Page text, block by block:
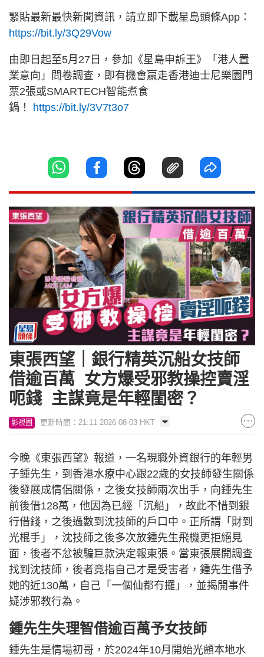
緊貼最新最快新聞資訊，請立即下載星島頭條App：
https://bit.ly/3Q29Vow
由即日起至5月27日，參加《星島申訴王》「港人置
業意向」問卷調查，即有機會贏走香港迪士尼樂園門
票2張或SMARTECH智能煮食
鍋！ https://bit.ly/3V7t3o7
東張西望｜銀行精英沉船女技師
借逾百萬 女方爆受邪教操控賣淫
呃錢 主謀竟是年輕閨密？
影視圈 更新時間：21:11 2026-08-03 HKT
今晚《東張西望》報道，一名現職外資銀行的年輕男
子鍾先生，到香港水療中心跟22歲的女技師發生關係
後發展成情侶關係，之後女技師兩次出手，向鍾先生
前後借128萬，他因為已經「沉船」，故此不惜到銀
行借錢，之後過數到沈技師的戶口中。正所謂「財到
光棍手」，沈技師之後多次放鍾先生飛機更拒絕見
面，後者不忿被騙巨款決定報東張。當東張展開調查
找到沈技師，後者竟指自己才是受害者，鍾先生借予
她的近130萬，自己「一個仙都冇攞」，並揭開事件
疑涉邪教行為。
鍾先生失理智借逾百萬予女技師
鍾先生是情場初哥，於2024年10月開始光顧本地水